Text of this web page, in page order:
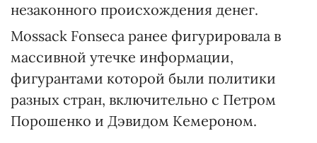
незаконного происхождения денег.
Mossack Fonseca ранее фигурировала в
массивной утечке информации,
фигурантами которой были политики
разных стран, включительно с Петром
Порошенко и Дэвидом Кемероном.